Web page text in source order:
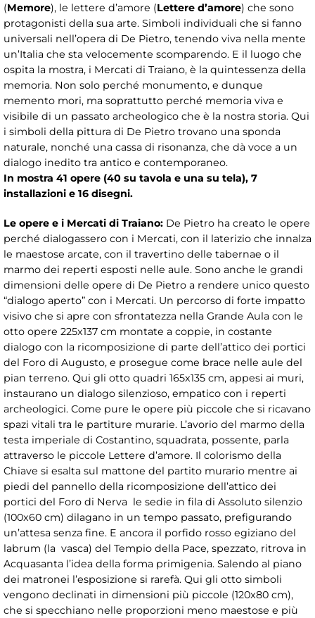
(Memore), le lettere d’amore (Lettere d’amore) che sono
protagonisti della sua arte. Simboli individuali che si fanno
universali nell’opera di De Pietro, tenendo viva nella mente
un’Italia che sta velocemente scomparendo. E il luogo che
ospita la mostra, i Mercati di Traiano, è la quintessenza della
memoria. Non solo perché monumento, e dunque
memento mori, ma soprattutto perché memoria viva e
visibile di un passato archeologico che è la nostra storia. Qui
i simboli della pittura di De Pietro trovano una sponda
naturale, nonché una cassa di risonanza, che dà voce a un
dialogo inedito tra antico e contemporaneo.
In mostra 41 opere (40 su tavola e una su tela), 7
installazioni e 16 disegni.
Le opere e i Mercati di Traiano: De Pietro ha creato le opere
perché dialogassero con i Mercati, con il laterizio che innalza
le maestose arcate, con il travertino delle tabernae o il
marmo dei reperti esposti nelle aule. Sono anche le grandi
dimensioni delle opere di De Pietro a rendere unico questo
“dialogo aperto” con i Mercati. Un percorso di forte impatto
visivo che si apre con sfrontatezza nella Grande Aula con le
otto opere 225x137 cm montate a coppie, in costante
dialogo con la ricomposizione di parte dell’attico dei portici
del Foro di Augusto, e prosegue come brace nelle aule del
pian terreno. Qui gli otto quadri 165x135 cm, appesi ai muri,
instaurano un dialogo silenzioso, empatico con i reperti
archeologici. Come pure le opere più piccole che si ricavano
spazi vitali tra le partiture murarie. L’avorio del marmo della
testa imperiale di Costantino, squadrata, possente, parla
attraverso le piccole Lettere d’amore. Il colorismo della
Chiave si esalta sul mattone del partito murario mentre ai
piedi del pannello della ricomposizione dell’attico dei
portici del Foro di Nerva le sedie in fila di Assoluto silenzio
(100x60 cm) dilagano in un tempo passato, prefigurando
un’attesa senza fine. E ancora il porfido rosso egiziano del
labrum (la vasca) del Tempio della Pace, spezzato, ritrova in
Acquasanta l’idea della forma primigenia. Salendo al piano
dei matronei l’esposizione si rarefà. Qui gli otto simboli
vengono declinati in dimensioni più piccole (120x80 cm),
che si specchiano nelle proporzioni meno maestose e più